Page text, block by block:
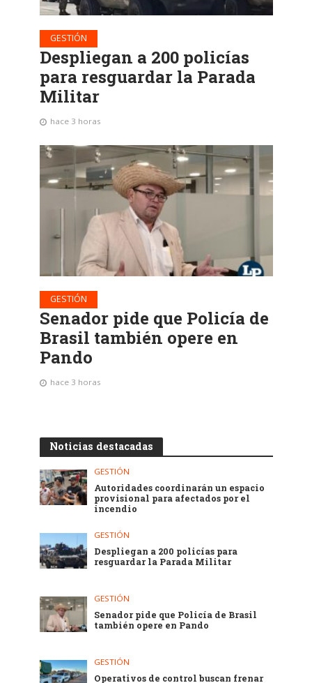
GESTIÓN
Despliegan a 200 policías
para resguardar la Parada
Militar
hace 3 horas
GESTIÓN
Senador pide que Policía de
Brasil también opere en
Pando
hace 3 horas
Noticias destacadas
GESTIÓN
Autoridades coordinarán un espacio
provisional para afectados por el
incendio
GESTIÓN
Despliegan a 200 policías para
resguardar la Parada Militar
GESTIÓN
Senador pide que Policía de Brasil
también opere en Pando
GESTIÓN
Operativos de control buscan frenar